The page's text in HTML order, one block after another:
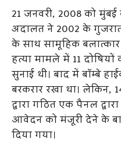
21 जनवरी, 2008 को
अदालत ने 2002 के
के साथ सामूहिक
हत्या मामले में 11
सुनाई थी। बाद में बॉम्बे
बरकरार रखा था। लेकिन,
द्वारा गठित एक पैनल
आवेदन को मंजूरी देने के
दिया गया।